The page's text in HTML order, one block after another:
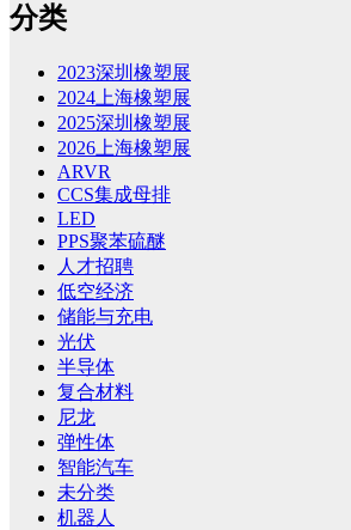
分类
2023深圳橡塑展
2024上海橡塑展
2025深圳橡塑展
2026上海橡塑展
ARVR
CCS集成母排
LED
PPS聚苯硫醚
人才招聘
低空经济
储能与充电
光伏
半导体
复合材料
尼龙
弹性体
智能汽车
未分类
机器人